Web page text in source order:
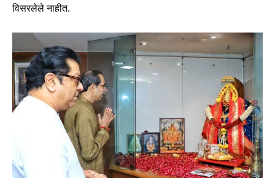
विसरलेले नाहीत.